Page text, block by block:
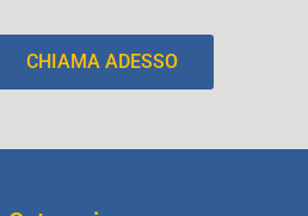
CHIAMA ADESSO